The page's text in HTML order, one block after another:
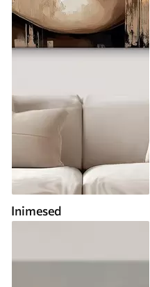
Inimesed